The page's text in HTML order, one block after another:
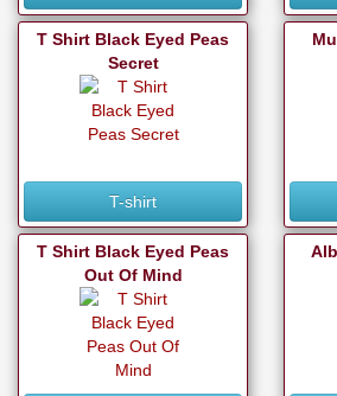
T Shirt Black Eyed Peas
Secret
T-shirt
T Shirt Black Eyed Peas
Out Of Mind